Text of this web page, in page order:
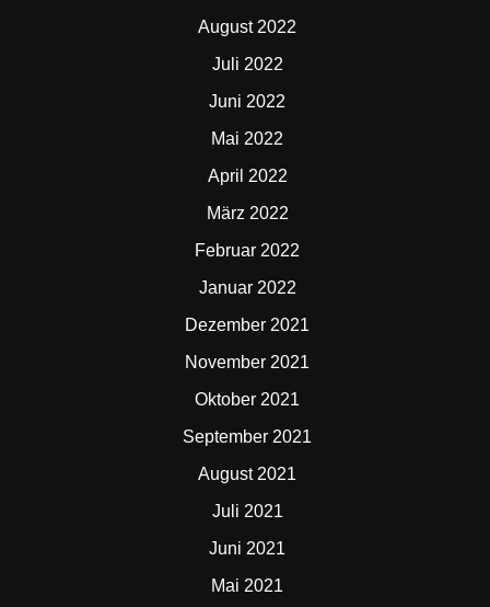
August 2022
Juli 2022
Juni 2022
Mai 2022
April 2022
März 2022
Februar 2022
Januar 2022
Dezember 2021
November 2021
Oktober 2021
September 2021
August 2021
Juli 2021
Juni 2021
Mai 2021